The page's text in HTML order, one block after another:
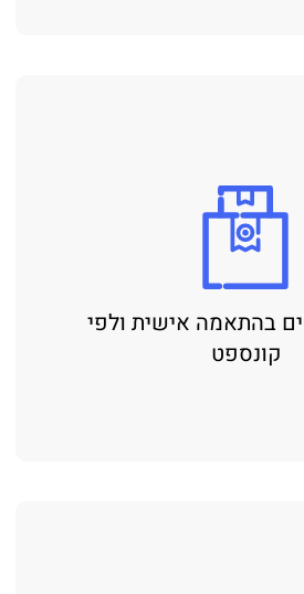
בהתאמה אישית ולפי
קונספט